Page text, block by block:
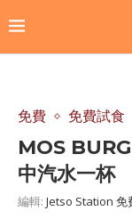
免費 免費試食
MOS
中汽水一杯
編輯: Jetso Station 免